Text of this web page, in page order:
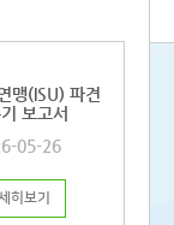
년 6월 21일
포츠정보센터 교
맹(ISU) 파견
기 보고서
05-26
히보기